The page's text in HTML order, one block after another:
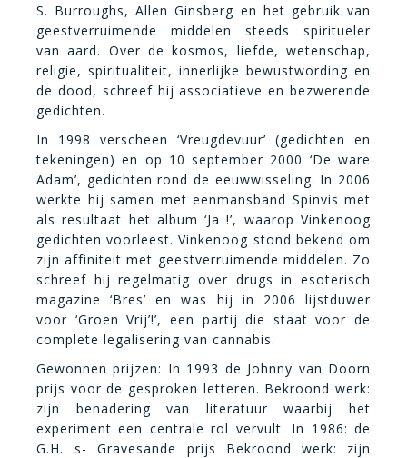
S. Burroughs, Allen Ginsberg en het gebruik van
geestverruimende middelen steeds spiritueler
van aard. Over de kosmos, liefde, wetenschap,
religie, spiritualiteit, innerlijke bewustwording en
de dood, schreef hij associatieve en bezwerende
gedichten.
In 1998 verscheen ‘Vreugdevuur’ (gedichten en
tekeningen) en op 10 september 2000 ‘De ware
Adam’, gedichten rond de eeuwwisseling. In 2006
werkte hij samen met eenmansband Spinvis met
als resultaat het album ‘Ja !’, waarop Vinkenoog
gedichten voorleest. Vinkenoog stond bekend om
zijn affiniteit met geestverruimende middelen. Zo
schreef hij regelmatig over drugs in esoterisch
magazine ‘Bres’ en was hij in 2006 lijstduwer
voor ‘Groen Vrij’!’, een partij die staat voor de
complete legalisering van cannabis.
Gewonnen prijzen: In 1993 de Johnny van Doorn
prijs voor de gesproken letteren. Bekroond werk:
zijn benadering van literatuur waarbij het
experiment een centrale rol vervult. In 1986: de
G.H. s- Gravesande prijs Bekroond werk: zijn